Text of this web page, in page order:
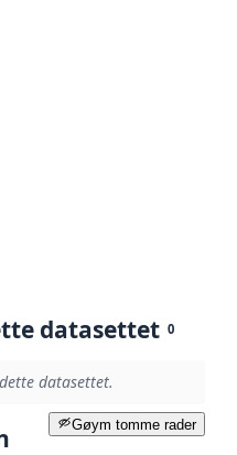
datasettet 0
datasettet.
Gøym tomme rader